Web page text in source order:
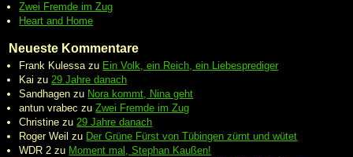
Zwei Fremde im Zug
Heart and Home
Neueste Kommentare
Frank Kulessa zu Ein Volk, ein Reich, ein Liebesprediger
Kai zu 29 Jahre danach
Sandhagen zu Nora kommt, Nina geht
antun vrabec zuZwei Fremde im Zug
Christine zu 29 Jahre danach
Roger Weil zu Der Grüne Fürst von Tübingen zürnt und wütet
WDR 2 zu Moment mal, Stephan Kaußen!